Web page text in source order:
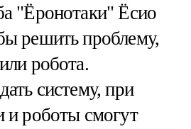
"Ёронотаки" Ёсио
решить проблему,
робота.
систему, при
и роботы смогут